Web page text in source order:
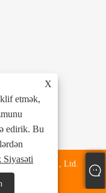
X
etmək,
edirik. Bu
Trade Co., Ltd.